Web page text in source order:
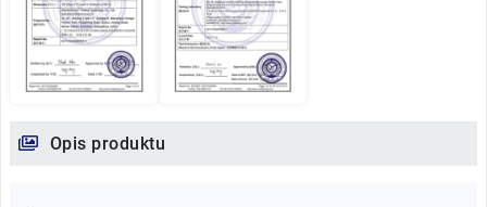
Opis produktu